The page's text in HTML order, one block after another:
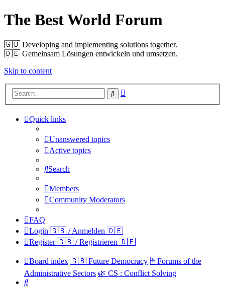
The Best World Forum
🇬🇧️ Developing and implementing solutions together.
🇩🇪️ Gemeinsam Lösungen entwickeln und umsetzen.
Skip to content
Search
Quick links
Unanswered topics
Active topics
Search
Members
Community Moderators
FAQ
Login 🇬🇧 / Anmelden 🇩🇪
Register 🇬🇧 / Registrieren 🇩🇪
Board index 🇬🇧 Future Democracy 🗄️ Forums of the
Administrative Sectors 🌿 CS : Conflict Solving
Search